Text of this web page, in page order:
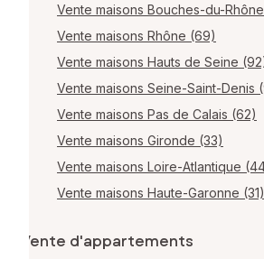
Vente maisons Bouches-du-Rhône
Vente maisons Rhône (69)
Vente maisons Hauts de Seine
Vente maisons Seine-Saint-Denis
Vente maisons Pas de Calais (62)
Vente maisons Gironde (33)
Vente maisons Loire-Atlantique
Vente maisons Haute-Garonne (31)
Vente d'appartements